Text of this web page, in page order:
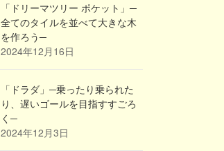
「ドリーマツリー ポケット」─
全てのタイルを並べて大きな木
を作ろう─
2024年12月16日
「ドラダ」─乗ったり乗られた
り、遅いゴールを目指すすごろ
く─
2024年12月3日